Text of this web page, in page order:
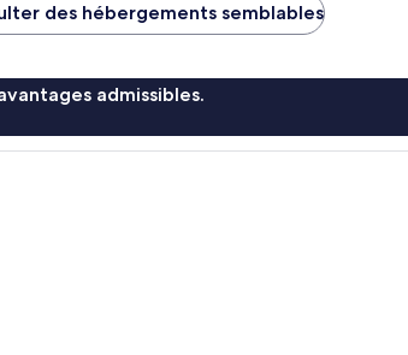
des hébergements semblables
admissibles.